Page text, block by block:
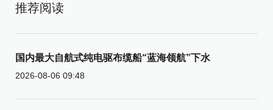
推荐阅读
国内最大自航式纯电驱布缆船“蓝海领航”下水
2026-08-06 09:48